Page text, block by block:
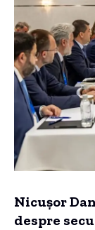
Nicușor
despre